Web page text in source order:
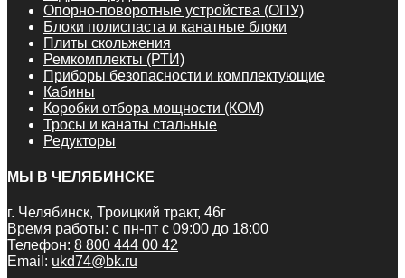
Опорно-поворотные устройства (ОПУ)
Блоки полиспаста и канатные блоки
Плиты скольжения
Ремкомплекты (РТИ)
Приборы безопасности и комплектующие
Кабины
Коробки отбора мощности (КОМ)
Тросы и канаты стальные
Редукторы
МЫ В ЧЕЛЯБИНСКЕ
г. Челябинск, Троицкий тракт, 46г
Время работы: с пн-пт с 09:00 до 18:00
Телефон: 8 800 444 00 42
Email: ukd74@bk.ru